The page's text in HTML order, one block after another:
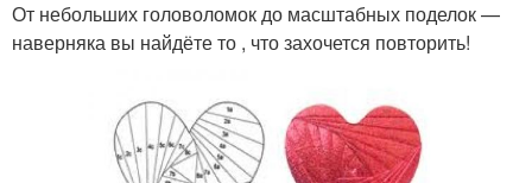
От небольших головоломок до масштабных поделок —
наверняка вы найдёте то , что захочется повторить!